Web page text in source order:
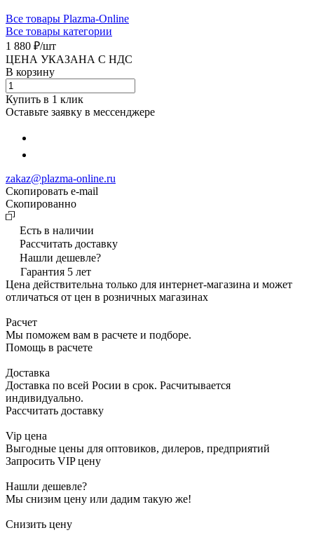
Все товары Plazma-Online
Все товары категории
1 880 ₽/шт
ЦЕНА УКАЗАНА С НДС
В корзину
Купить в 1 клик
Оставьте заявку в мессенджере
zakaz@plazma-online.ru
Скопировать e-mail
Cкопированно
Есть в наличии
Рассчитать доставку
Нашли дешевле?
Гарантия 5 лет
Цена действительна только для интернет-магазина и может
отличаться от цен в розничных магазинах
Расчет
Мы поможем вам в расчете и подборе.
Помощь в расчете
Доставка
Доставка по всей Росии в срок. Расчитывается
индивидуально.
Рассчитать доставку
Vip цена
Выгодные цены для оптовиков, дилеров, предприятий
Запросить VIP цену
Нашли дешевле?
Мы снизим цену или дадим такую же!
Снизить цену